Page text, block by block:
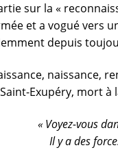
sur la «
et a vogué vers
depuis
naissance,
Exupéry, mort à
« Voyez-vous
Il y a des